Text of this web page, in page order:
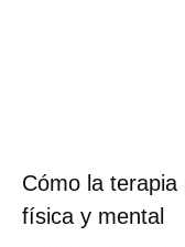
Cómo la terapia
física y mental